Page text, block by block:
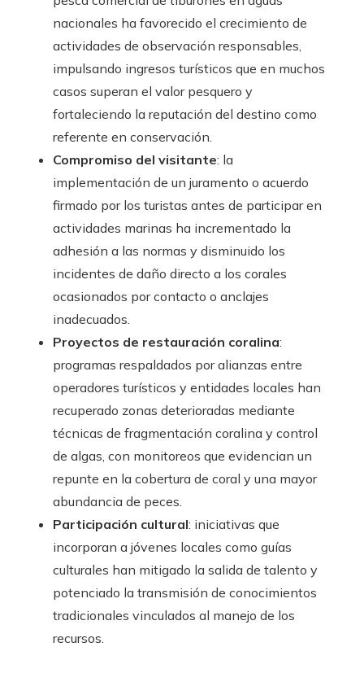
nacionales ha favorecido el crecimiento de
actividades de observación responsables,
impulsando ingresos turísticos que en muchos
casos superan el valor pesquero y
fortaleciendo la reputación del destino como
referente en conservación.
Compromiso del visitante: la
implementación de un juramento o acuerdo
firmado por los turistas antes de participar en
actividades marinas ha incrementado la
adhesión a las normas y disminuido los
incidentes de daño directo a los corales
ocasionados por contacto o anclajes
inadecuados.
Proyectos de restauración coralina:
programas respaldados por alianzas entre
operadores turísticos y entidades locales han
recuperado zonas deterioradas mediante
técnicas de fragmentación coralina y control
de algas, con monitoreos que evidencian un
repunte en la cobertura de coral y una mayor
abundancia de peces.
Participación cultural: iniciativas que
incorporan a jóvenes locales como guías
culturales han mitigado la salida de talento y
potenciado la transmisión de conocimientos
tradicionales vinculados al manejo de los
recursos.